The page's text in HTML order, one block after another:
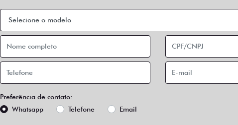
Preferência de contato:
Whatsapp
Telefone Email